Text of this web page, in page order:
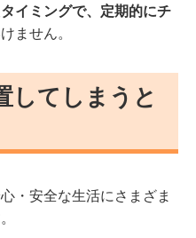
イミングで、定期的にチ
ません。
してしまうと
・安全な生活にさまざま